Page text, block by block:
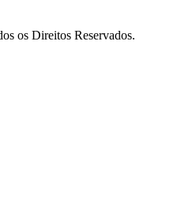
os Direitos Reservados.